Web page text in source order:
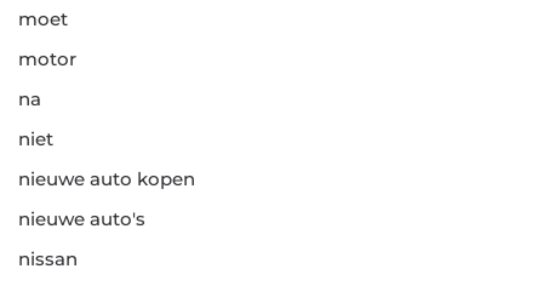
moet
motor
na
niet
nieuwe auto kopen
nieuwe auto's
nissan